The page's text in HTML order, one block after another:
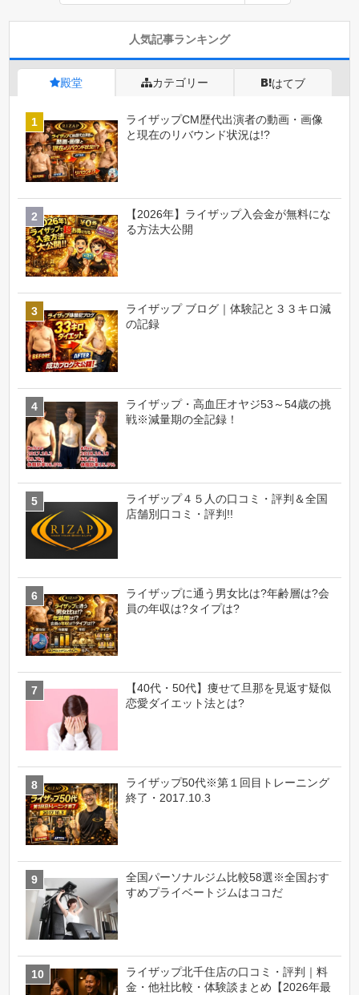
人気記事ランキング
殿堂 カテゴリー はてブ
ライザップCM歴代出演者の動画・画像
と現在のリバウンド状況は!?
【2026年】ライザップ入会金が無料にな
る方法大公開
ライザップ ブログ｜体験記と３３キロ減
の記録
ライザップ・高血圧オヤジ53～54歳の挑
戦※減量期の全記録！
ライザップ４５人の口コミ・評判＆全国
店舗別口コミ・評判!!
ライザップに通う男女比は?年齢層は?会
員の年収は?タイプは?
【40代・50代】痩せて旦那を見返す疑似
恋愛ダイエット法とは?
ライザップ50代※第１回目トレーニング
終了・2017.10.3
全国パーソナルジム比較58選※全国おす
すめプライベートジムはココだ
ライザップ北千住店の口コミ・評判｜料
金・他社比較・体験談まとめ【2026年最